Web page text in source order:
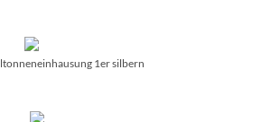
1er silbern